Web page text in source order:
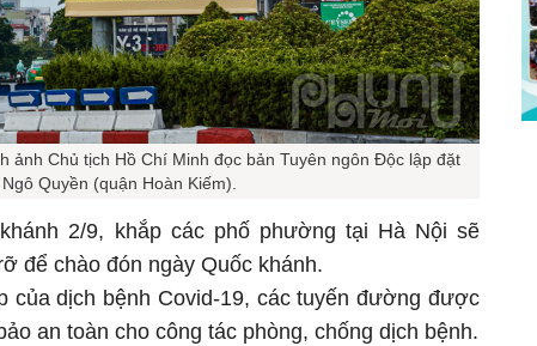
ảnh Chủ tịch Hồ Chí Minh đọc bản Tuyên ngôn Độc lập đặt
Quyền (quận Hoàn Kiếm).
2/9, khắp các phố phường tại Hà Nội sẽ
để chào đón ngày Quốc khánh.
của dịch bệnh Covid-19, các tuyến đường được
an toàn cho công tác phòng, chống dịch bệnh.